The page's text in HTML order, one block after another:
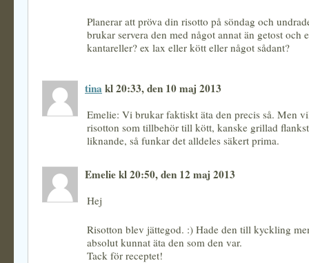
Planerar att pröva din risotto på söndag och
brukar servera den med något annat än getost och
kantareller? ex lax eller kött eller något sådant?
tina kl 20:33, den 10 maj 2013
Emelie: Vi brukar faktiskt äta den precis så. Men
risotton som tillbehör till kött, kanske grillad
liknande, så funkar det alldeles säkert prima.
Emelie kl 20:50, den 12 maj 2013
Hej
Risotton blev jättegod. :) Hade den till kyckling
absolut kunnat äta den som den var.
Tack för receptet!